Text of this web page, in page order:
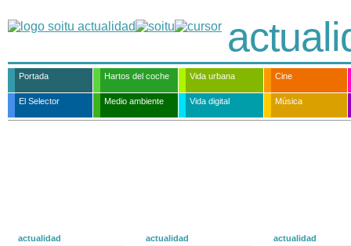
Portada Hartos del coche Vida urbana Cine
El Selector Medio ambiente Vida digital Música
actualidad
actualidad
actualidad